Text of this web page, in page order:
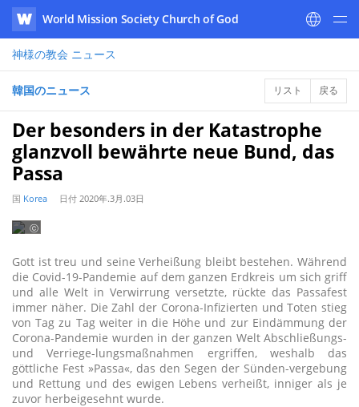
WATV
World Mission Society Church of God
神様の教会 ニュース
韓国のニュース リスト 戻る
Der besonders in der Katastrophe
glanzvoll bewährte neue Bund, das
Passa
国 Korea 日付 2020年.3月.03日
ⓒ
Gott ist treu und seine Verheißung bleibt bestehen. Während
die Covid-19-Pandemie auf dem ganzen Erdkreis um sich griff
und alle Welt in Verwirrung versetzte, rückte das Passafest
immer näher. Die Zahl der Corona-Infizierten und Toten stieg
von Tag zu Tag weiter in die Höhe und zur Eindämmung der
Corona-Pandemie wurden in der ganzen Welt Abschließungs-
und Verriege-lungsmaßnahmen ergriffen, weshalb das
göttliche Fest »Passa«, das den Segen der Sünden-vergebung
und Rettung und des ewigen Lebens verheißt, inniger als je
zuvor herbeigesehnt wurde.